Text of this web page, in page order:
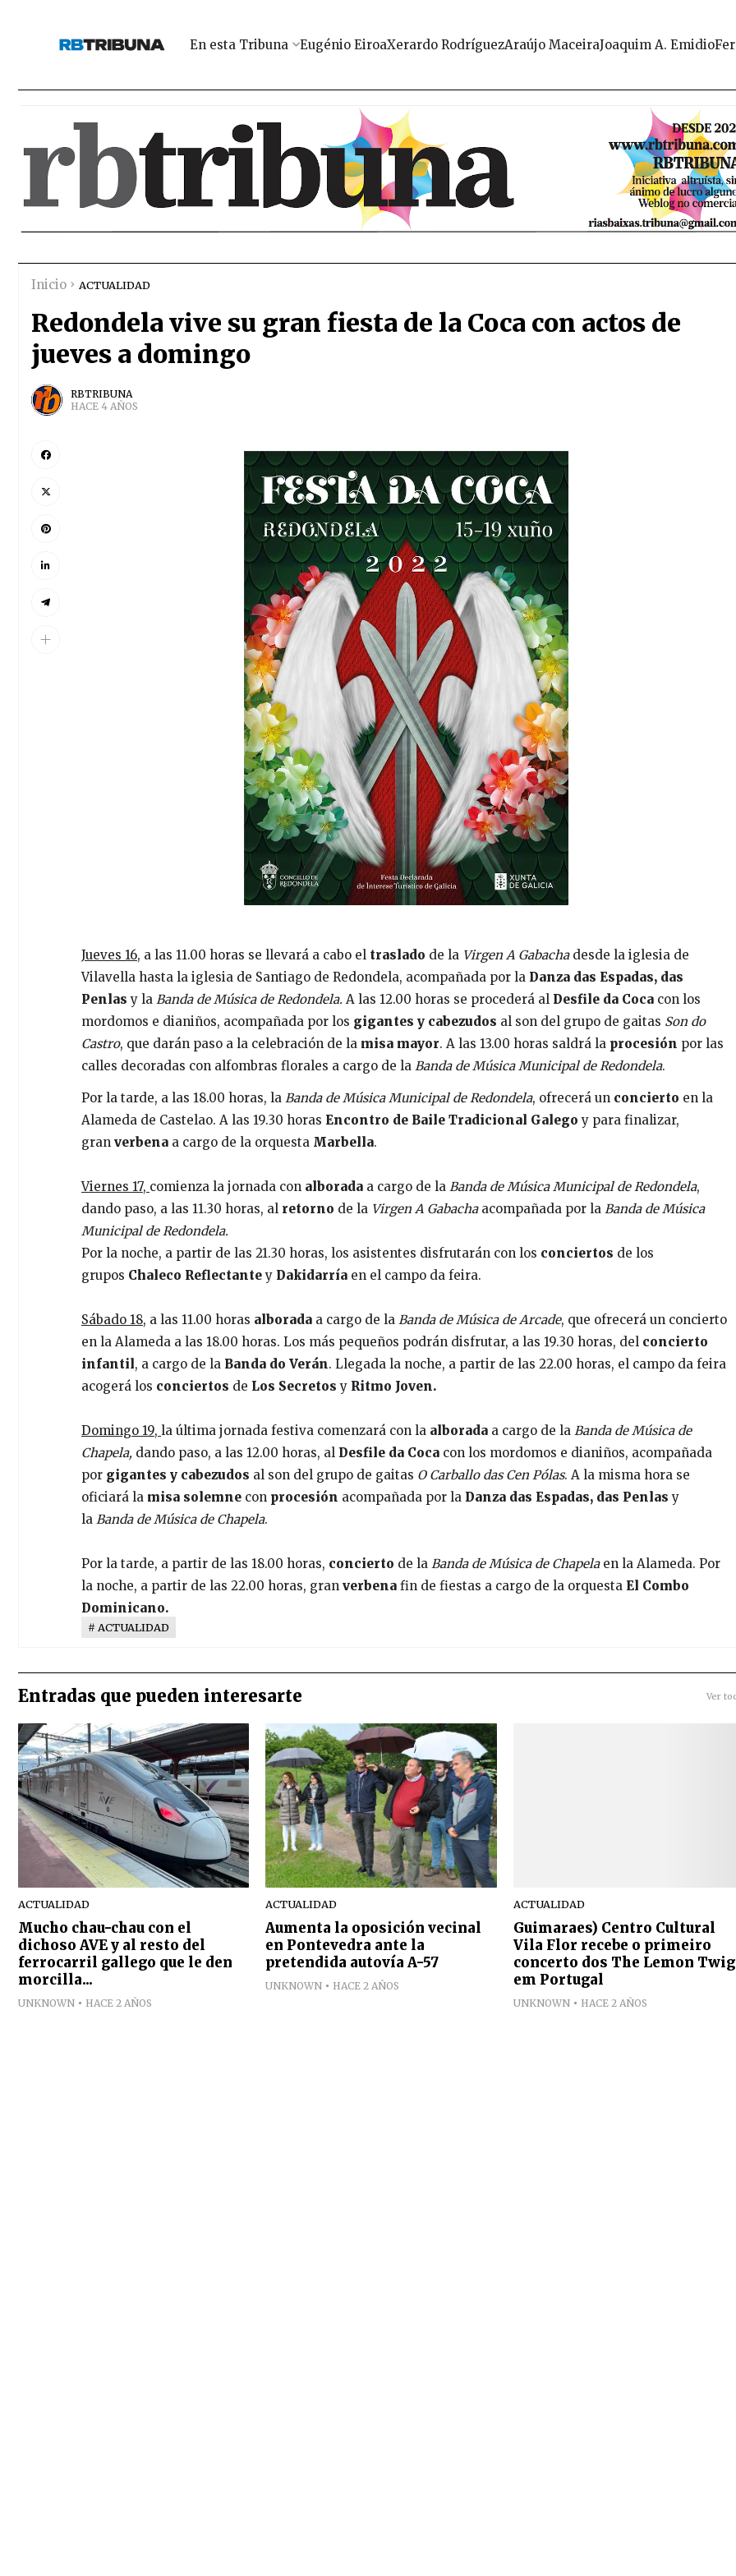
En esta Tribuna Eugénio EiroaXerardo RodríguezAraújo MaceiraJoaquim A. Emidio
Inicio ACTUALIDAD
Redondela vive su gran fiesta de la Coca con actos de
jueves a domingo
RBTRIBUNA
HACE 4 AÑOS
Jueves 16, a las 11.00 horas se llevará a cabo el traslado de la Virgen A Gabacha desde la iglesia de
Vilavella hasta la iglesia de Santiago de Redondela, acompañada por la Danza das Espadas, das
Penlas y la Banda de Música de Redondela. A las 12.00 horas se procederá al Desfile da Coca con los
mordomos e dianiños, acompañada por los gigantes y cabezudos al son del grupo de gaitas Son do
Castro, que darán paso a la celebración de la misa mayor. A las 13.00 horas saldrá la procesión por las
calles decoradas con alfombras florales a cargo de la Bandade Música Municipal de Redondela.
Por la tarde, a las 18.00 horas, la Banda de Música Municipal de Redondela, ofrecerá un concierto en la
Alameda de Castelao. A las 19.30 horas Encontro de Baile Tradicional Galegoy para finalizar,
gran verbena a cargo de la orquesta Marbella.
Viernes 17, comienza la jornada con alborada a cargo de la Banda de Música Municipal de Redondela,
dando paso, a las 11.30 horas, al retorno de la Virgen A Gabacha acompañada por la Banda de Música
Municipal de Redondela.
Por la noche, a partir de las 21.30 horas, los asistentes disfrutarán con los conciertos de los
grupos Chaleco Reflectantey Dakidarría en el campo da feira.
Sábado 18, a las 11.00 horas alborada a cargo de la Banda de Música de Arcade, que ofrecerá un concierto
en la Alameda a las 18.00 horas. Los más pequeños podrán disfrutar, a las 19.30 horas, del concierto
infantil, a cargo de la Banda do Verán. Llegada la noche, a partir de las 22.00 horas, el campo da feira
acogerá los conciertos de Los Secretosy Ritmo Joven.
Domingo 19, la última jornada festiva comenzará con la alborada a cargo de la Banda de Música de
Chapela, dando paso, a las 12.00 horas, al Desfile da Coca con los mordomos e dianiños, acompañada
por gigantes y cabezudos al son del grupo de gaitas O Carballo das Cen Pólas. A la misma hora se
oficiará la misa solemne con procesión acompañada por la Danza das Espadas, das Penlasy
la Banda de Música de Chapela.
Por la tarde, a partir de las 18.00 horas, concierto de la Banda de Música de Chapela en la Alameda. Por
la noche, a partir de las 22.00 horas, gran verbena fin de fiestas a cargo de la orquesta El Combo
Dominicano.
ACTUALIDAD
Entradas que pueden interesarte Ver
ACTUALIDAD
Mucho chau-chau con el
dichoso AVE y al resto del
ferrocarril gallego que le den
morcilla...
UNKNOWN HACE 2 AÑOS
ACTUALIDAD
Aumenta la oposición vecinal
en Pontevedra ante la
pretendida autovía A-57
UNKNOWN HACE 2 AÑOS
ACTUALIDAD
Guimaraes) Centro Cultural
Vila Flor recebe o primeiro
concerto dos The Lemon
em Portugal
UNKNOWN HACE 2 AÑOS